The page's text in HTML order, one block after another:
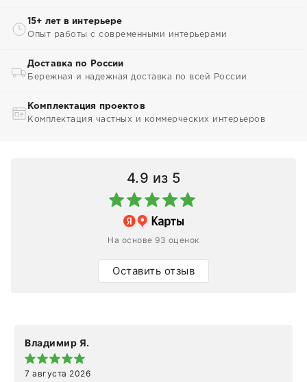
15+ лет в интерьере
Опыт работы с современными интерьерами
Доставка по России
Бережная и надежная доставка по всей России
Комплектация проектов
Комплектация частных и коммерческих интерьеров
4.9 из 5
На основе 93 оценок
Оставить отзыв
Владимир Я.
7 августа 2026